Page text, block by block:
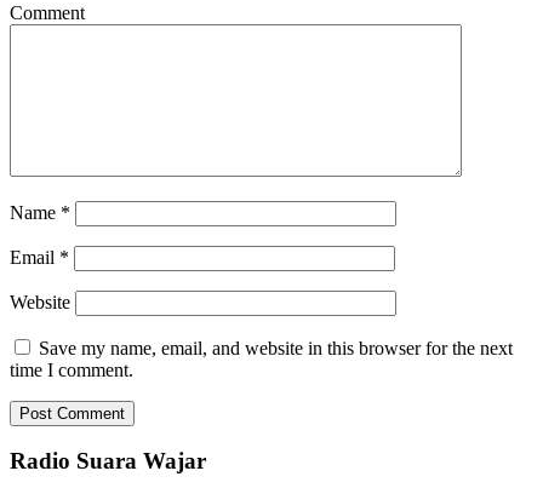
Comment
Name *
Email *
Website
Save my name, email, and website in this browser for the next
time I comment.
Radio Suara Wajar